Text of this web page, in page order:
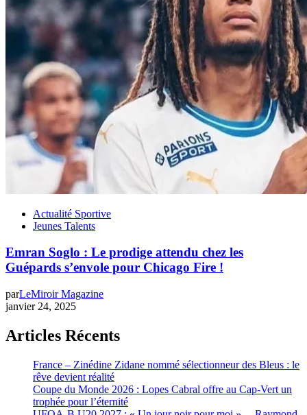
Actualité Sportive
Jeunes Talents
Emran Soglo : Le prodige attendu chez les
Guépards s’envole pour Chicago Fire !
parLeMiroir Magazine
janvier 24, 2025
Articles Récents
France – Zinédine Zidane nommé sélectionneur des Bleus : le
rêve devient réalité
Coupe du Monde 2026 : Lopes Cabral offre au Cap-Vert un
trophée pour l’éternité